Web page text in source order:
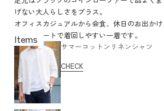
げない大人らしさをプラス。
オフィスカジュアルから会食、休日のお出か
る、スマートで着回しやすい一着です。
サマーコットンリネンシャツ
CHECK